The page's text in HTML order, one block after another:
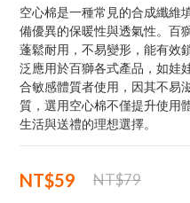
空心棉是一種常見的合成纖維
備優異的保暖性與透氣性。百
蓬鬆耐用，不易變形，能有效
泛應用於百獅各式產品，如娃
合敏感體質者使用，因其不易
質，選用空心棉不僅提升使用
生活與送禮的理想選擇。
NT$59 NT$79